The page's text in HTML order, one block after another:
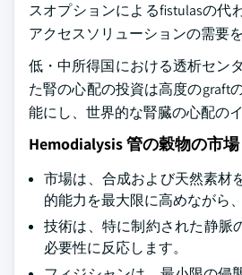
スオプションによるfistulasの代
アクセスソリューションの需要
低・中所得国における透析セン
た腎の心配の投資は高度のgraft
能にし、世界的な腎臓の心配の
Hemodialysis 管の穀物の市
市場は、合成および天然素材
的能力を最大限に高めながら
技術は、特に制約された静脈
必要性に反応します。